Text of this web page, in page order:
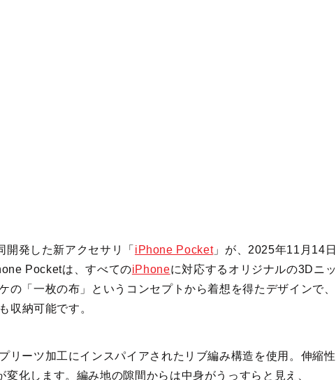
開発した新アクセサリ「 iPhone Pocket」が、2025年11月14日
Pocketは、すべてのiPhoneに対応するオリジナルの3Dニッ
の「一枚の布」というコンセプトから着想を得たデザインで、
収納可能です。
リーツ加工にインスパイアされたリブ編み構造を使用。伸縮性
化します。編み地の隙間からは中身がうっすらと見え、